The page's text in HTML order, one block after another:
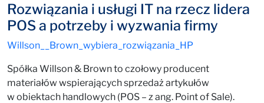
Rozwiązania i usługi IT na rzecz lidera
POS a potrzeby i wyzwania firmy
Willson__Brown_wybiera_rozwiązania_HP
Spółka Willson & Brown to czołowy producent
materiałów wspierających sprzedaż artykułów
w obiektach handlowych (POS – z ang. Point of Sale).